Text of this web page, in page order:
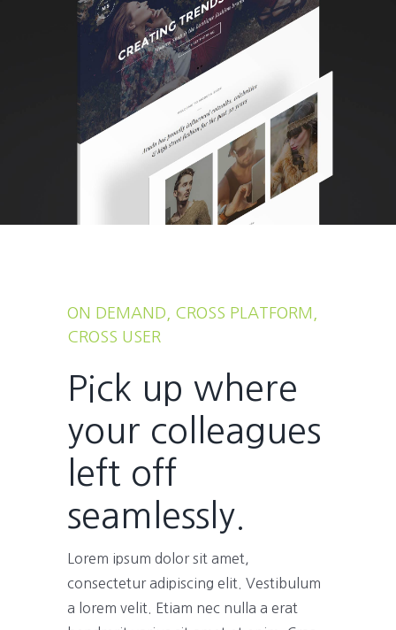
ON DEMAND, CROSS PLATFORM,
CROSS USER
Pick up where
your colleagues
left off
seamlessly.
Lorem ipsum dolor sit amet,
consectetur adipiscing elit. Vestibulum
a lorem velit. Etiam nec nulla a erat